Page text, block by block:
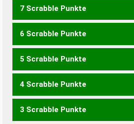
KIRNE KUREN RINKE
7 Scrabble Punkte
INUK KEIN KERN KIEN
UNKE
6 Scrabble Punkte
KEN KIN KIR KNI UNK
5 Scrabble Punkte
RUINE UNIER URINE
4 Scrabble Punkte
IREN REIN RUIN RUNE
3 Scrabble Punkte